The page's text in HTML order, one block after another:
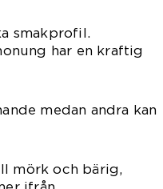
smakprofil.
har en kraftig
medan andra kan
mörk och bärig,